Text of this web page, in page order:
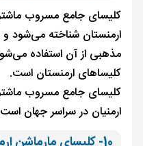
کلیسای جامع مسروب
ارمنستان شناخته می‌شود
مذهبی از آن استفاده
کلیساهای ارمنستان است.
کلیسای جامع مسروب
ارمنیان در سراسر جهان